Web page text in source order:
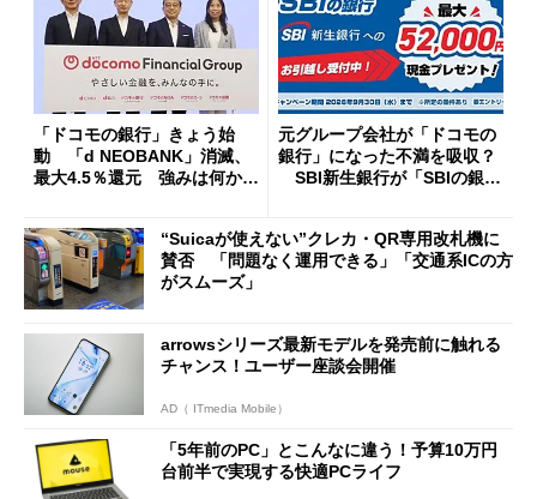
「ドコモの銀行」きょう始
動 「d NEOBANK」消滅、
最大4.5％還元 強みは何か解
元グループ会社が「ドコモの
銀行」になった不満を吸収？
SBI新生銀行が「SBIの銀
開催
“Suicaが使えない”クレカ・QR専用改札機に
賛否 「問題なく運用できる」「交通系ICの方
がスムーズ」
arrowsシリーズ最新モデルを発売前に触れる
チャンス！ユーザー座談会開催
AD（ ITmedia Mobile）
「5年前のPC」とこんなに違う！予算10万円
台前半で実現する快適PCライフ